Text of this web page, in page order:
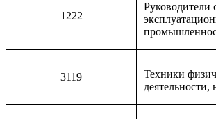
1222
Руководители
3119
Техники